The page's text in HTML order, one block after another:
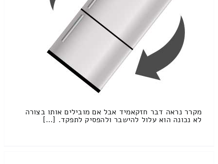
מקרר נראה דבר חזקאמיד אבל אם מובילים אותו בצורה
לא נכונה הוא עלול להישבר ולהפסיק לתפקד. […]